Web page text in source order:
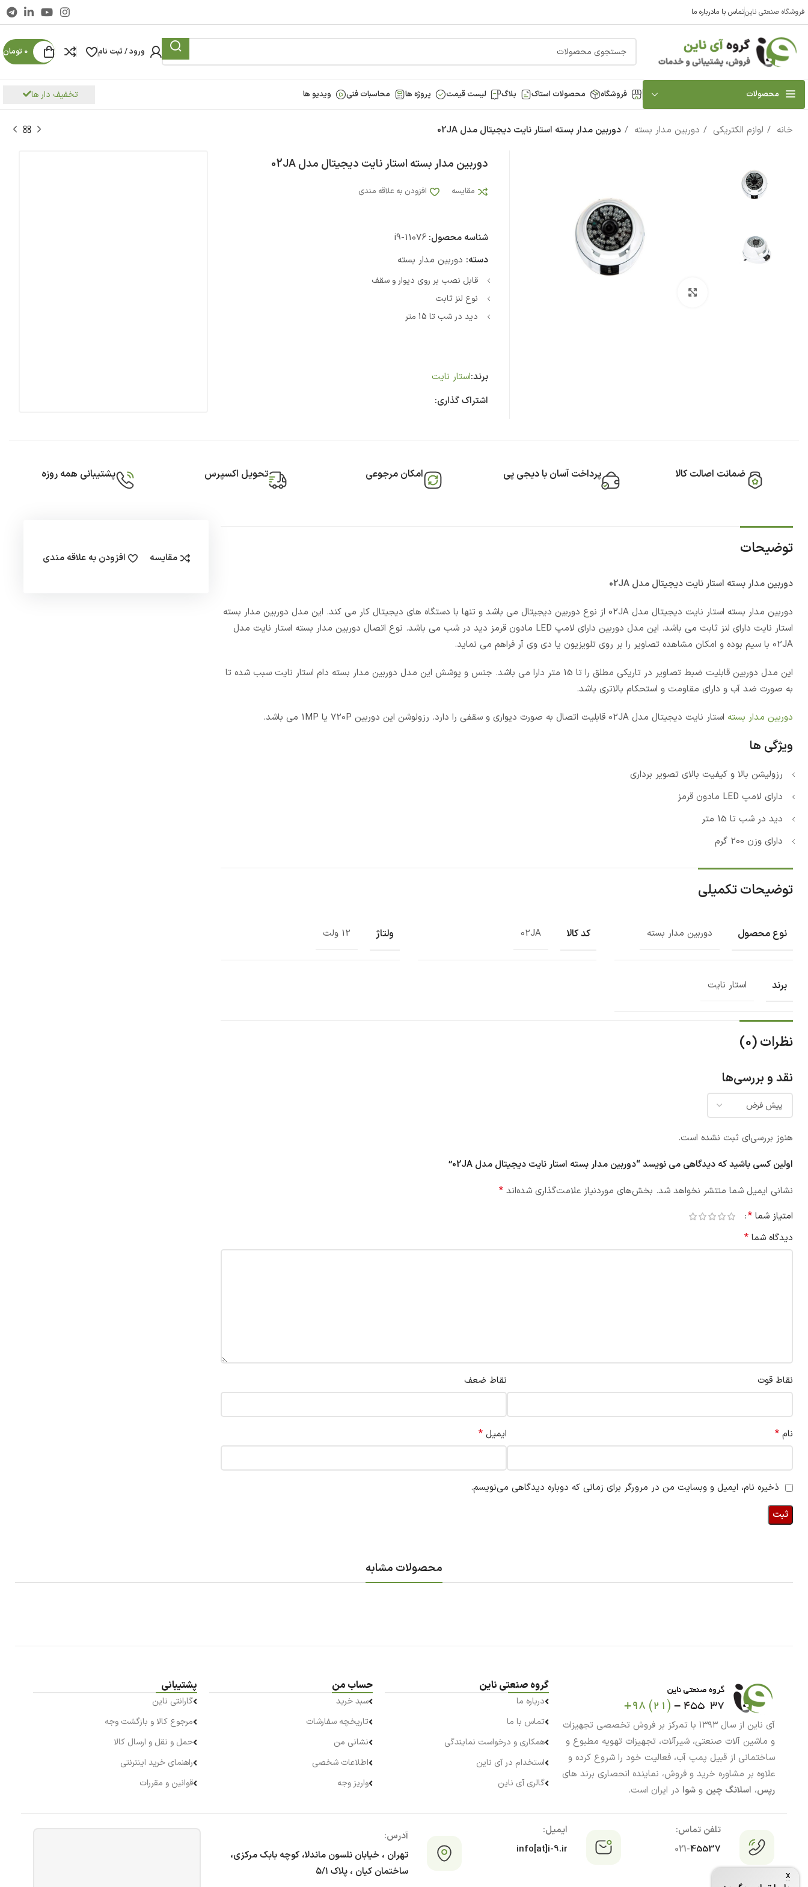
فروشگاه صنعتی ناینتماس با مادرباره ما
ورود / ثبت نام 0 تومان
محصولات فروشگاه محصولات استاک بلاگ لیست قیمت پروژه ها محاسبات فنی ویدیو ها تخفیف دار ها
خانه لوازم الکتریکی دوربین مدار بسته دوربین مدار بسته استار نایت دیجیتال مدل 02JA
دوربین مدار بسته استار نایت دیجیتال مدل 02JA
مقایسه افزودن به علاقه مندی
شناسه محصول:i9-11076
دسته: دوربین مدار بسته
قابل نصب بر روی دیوار و سقف
نوع لنز ثابت
دید در شب تا 15 متر
برند:استار نایت
اشتراک گذاری:
ضمانت اصالت کالا پرداخت آسان با دیجی پی امکان مرجوعی تحویل اکسپرس پشتیبانی همه روزه
توضیحات
دوربین مدار بسته استار نایت دیجیتال مدل 02JA
دوربین مدار بسته استار نایت دیجیتال مدل 02JA از نوع دوربین دیجیتال می باشد و تنها با دستگاه های دیجیتال کار می کند. این مدل دوربین مدار بسته
استار نایت دارای لنز ثابت می باشد. این مدل دوربین دارای لامپ LED مادون قرمز دید در شب می باشد. نوع اتصال دوربین مدار بسته استار نایت مدل
02JA با سیم بوده و امکان مشاهده تصاویر را بر روی تلویزیون یا دی وی آر فراهم می نماید.
این مدل دوربین قابلیت ضبط تصاویر در تاریکی مطلق را تا 15 متر دارا می باشد. جنس و پوشش این مدل دوربین مدار بسته دام استار نایت سبب شده تا
به صورت ضد آب و دارای مقاومت و استحکام بالاتری باشد.
دوربین مدار بسته استار نایت دیجیتال مدل 02JA قابلیت اتصال به صورت دیواری و سقفی را دارد. رزولوشن این دوربین 720P یا 1MP می باشد.
ویژگی ها
رزولیشن بالا و کیفیت بالای تصویر برداری
دارای لامپ LED مادون قرمز
دید در شب تا 15 متر
دارای وزن 200 گرم
توضیحات تکمیلی
نوع محصول دوربین مدار بسته کد کالا 02JA ولتاژ 12 ولت
برند استار نایت
نظرات (0)
نقد و بررسی‌ها
هنوز بررسی‌ای ثبت نشده است.
اولین کسی باشید که دیدگاهی می نویسد “دوربین مدار بسته استار نایت دیجیتال مدل 02JA”
نشانی ایمیل شما منتشر نخواهد شد. بخش‌های موردنیاز علامت‌گذاری شده‌اند *
امتیاز شما *
دیدگاه شما *
نقاط قوت نقاط ضعف
نام * ایمیل *
ذخیره نام، ایمیل و وبسایت من در مرورگر برای زمانی که دوباره دیدگاهی می‌نویسم.
مقایسه افزودن به علاقه مندی
محصولات مشابه
آی ناین از سال ۱۳۹۳ با تمرکز بر فروش تخصصی تجهیزات
و ماشین آلات صنعتی، شیرآلات، تجهیزات تهویه مطبوع و
ساختمانی از قبیل پمپ آب، فعالیت خود را شروع کرده و
علاوه بر مشاوره خرید و فروش، نماینده انحصاری برند های
رپس، اسلانگ چین و شوا در ایران است.
گروه صنعتی ناین
درباره ما
تماس با ما
همکاری و درخواست نمایندگی
استخدام در آی ناین
گالری آی ناین
حساب من
سبد خرید
تاریخچه سفارشات
نشانی من
اطلاعات شخصی
واریز وجه
پشتیبانی
گارانتی ناین
مرجوع کالا و بازگشت وجه
حمل و نقل و ارسال کالا
راهنمای خرید اینترنتی
قوانین و مقررات
تلفن تماس:
021-45537
ایمیل:
info[at]i-9.ir
آدرس:
تهران ، خیابان نلسون ماندلا، کوچه بابک مرکزی،
ساختمان کیان ، پلاک ۵/۱
x